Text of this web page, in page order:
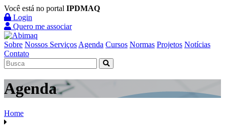
Você está no portal IPDMAQ
Login
Quero me associar
Sobre Nossos Serviços Agenda Cursos Normas Projetos Notícias
Contato
Agenda
Home